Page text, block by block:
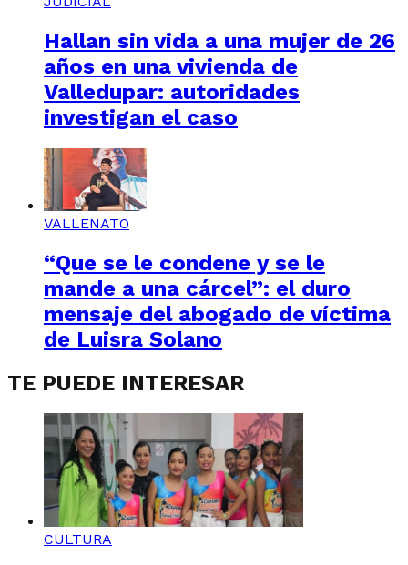
Hallan sin vida a una mujer de 26
años en una vivienda de
Valledupar: autoridades
investigan el caso
VALLENATO
“Que se le condene y se le
mande a una cárcel”: el duro
mensaje del abogado de víctima
de Luisra Solano
TE PUEDE INTERESAR
CULTURA